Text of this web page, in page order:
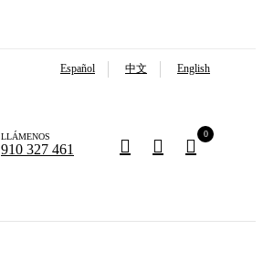
Español 中文
English
LLÁMENOS
910 327 461
0